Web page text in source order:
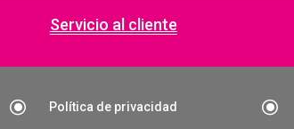
Servicio al cliente
\ Política de privacidad \